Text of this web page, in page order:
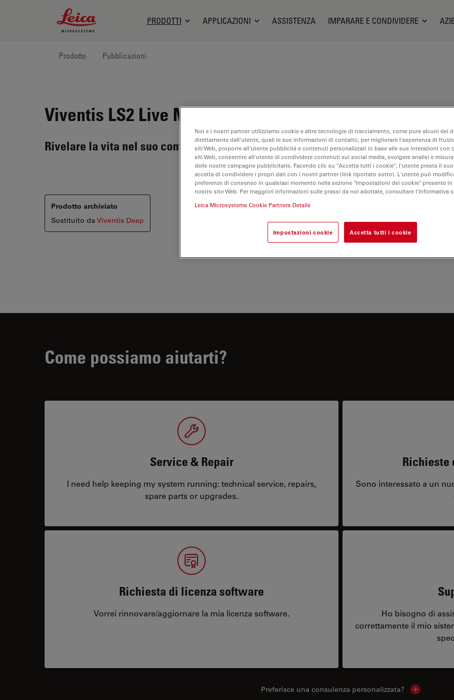
Leica Microsystems Logo
PRODOTTI APPLICAZIONI ASSISTENZA IMPARARE E CONDIVIDERE
Prodotto Pubblicazioni
Viventis LS2 Live Microscopio a fluorescenza light
Rivelare la vita nel suo contesto completo
Prodotto archiviato
Sostituito da Viventis Deep
Come possiamo aiutarti?
Service & Repair
I need help keeping my system running: technical service, repairs,
spare parts or upgrades.
Richieste
Sono interessato a un
Richiesta di licenza software
Vorrei rinnovare/aggiornare la mia licenza software.
Ho bisogno di
correttamente il mio
Preferisce una consulenza personalizzata? Show local
Noi e i nostri partner utilizziamo cookie e altre tecnologie di tracciamento, come pure alcuni dei
direttamente dall'utente, quali le sue informazioni di contatto, per migliorare l'esperienza di
siti Web, proporre all'utente pubblicità e contenuti personalizzati in base alle sue interazioni con
siti Web, consentire all'utente di condividere contenuti sui social media, svolgere analisi e
delle nostre campagne pubblicitarie. Facendo clic su "Accetta tutti i cookie", l'utente presta il
accetta di condividere i propri dati con i nostri partner (link riportato sotto). L'utente può
preferenze di consenso in qualsiasi momento nella sezione "Impostazioni dei cookie" presente
nostro sito Web. Per maggiori informazioni sulle prassi da noi adottate, consultare l'Informativa
Leica Microsystems Cookie Partners Details
Impostazioni cookie Accetta tutti i cookie